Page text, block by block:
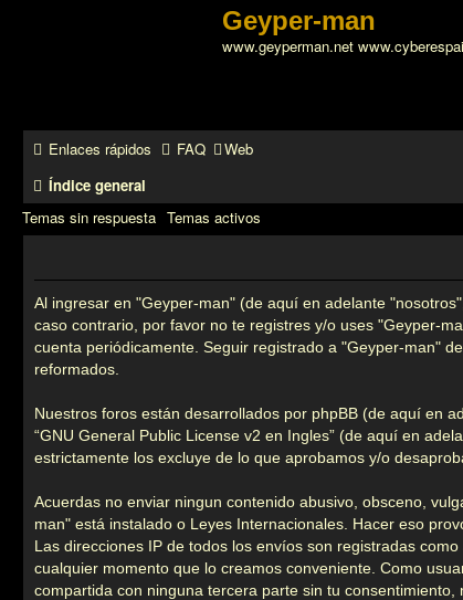
Geyper-man
www.geyperman.net
Enlaces rápidos FAQ Web
Índice general
Temas sin respuesta Temas activos
Al ingresar en "Geyper-man" (de aquí en adelante
caso contrario, por favor no te registres y/o uses "Geyper-
cuenta periódicamente. Seguir registrado a "Geyper-man"
reformados.
Nuestros foros están desarrollados por phpBB (de aquí en
“GNU General Public License v2 en Ingles” (de aquí en
estrictamente los excluye de lo que aprobamos y/o
Acuerdas no enviar ningun contenido abusivo, obsceno,
man" está instalado o Leyes Internacionales. Hacer eso
Las direcciones IP de todos los envíos son registradas
cualquier momento que lo creamos conveniente. Como
compartida con ninguna tercera parte sin tu